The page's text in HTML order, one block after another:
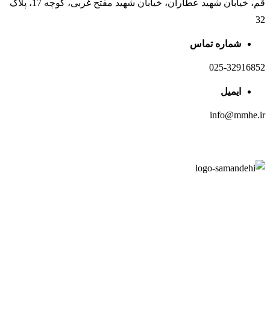
قم، خیابان شهید عطاران، خیابان شهید مفتح غربی، کوچه 17، پلاک
32
شماره تماس
025-32916852
ایمیل
info@mmhe.ir